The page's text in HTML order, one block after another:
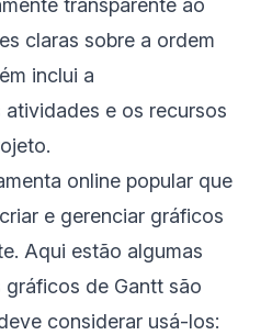
claras sobre a ordem
inclui a
e os recursos
online popular que
e gerenciar gráficos
Aqui estão algumas
gráficos de Gantt são
considerar usá-los: